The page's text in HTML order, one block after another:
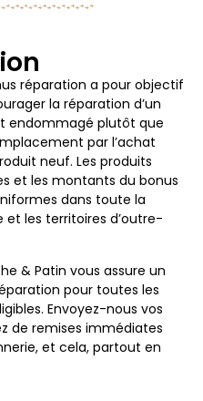
réparation a pour objectif
la réparation d’un
endommagé plutôt que
par l’achat
neuf. Les produits
et les montants du bonus
dans toute la
et les territoires d’outre-
& Patin vous assure un
pour toutes les
Envoyez-nous vos
de remises immédiates
et cela, partout en